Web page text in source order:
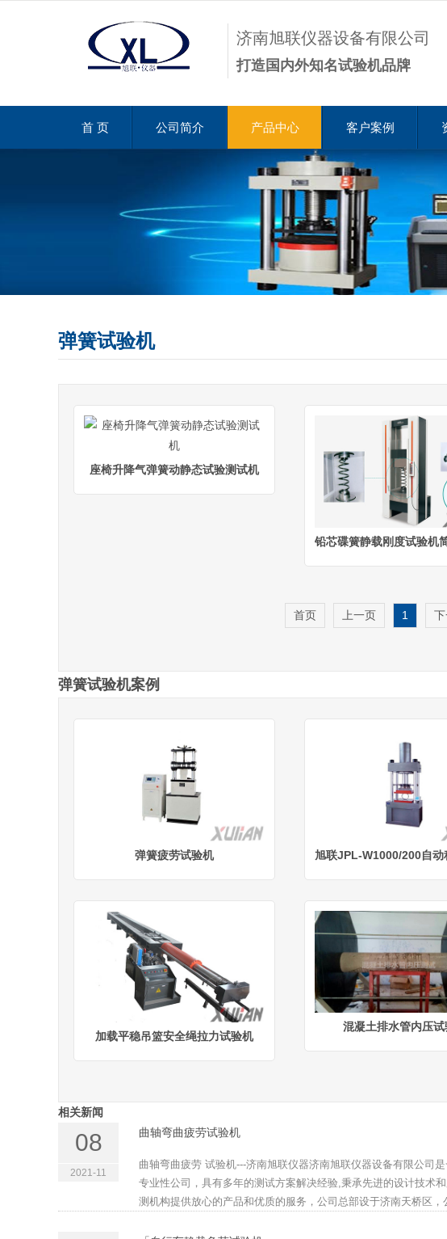
济南旭联仪器设备有限公司
打造国内外知名试验机品牌
首 页 公司简介 产品中心 客户案例
弹簧试验机
座椅升降气弹簧动静态试验测试机
铅芯碟簧静载刚度试验机
首页 上一页 1
弹簧试验机案例
弹簧疲劳试验机 旭联JPL-W1000/200自动
加载平稳吊篮安全绳拉力试验机
混凝土排水管内压试
相关新闻
08
2021-11
曲轴弯曲疲劳试验机
曲轴弯曲疲劳 试验机---济南旭联仪器济南旭联仪器设备有限公司
专业性公司，具有多年的测试方案解决经验,秉承先进的设计技术
测机构提供放心的产品和优质的服务，公司总部设于济南天桥区，